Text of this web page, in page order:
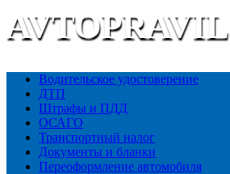
AVTOPRAVIL
Водительское удостоверение
ДТП
Штрафы и ПДД
ОСАГО
Транспортный налог
Документы и бланки
Переоформление автомобиля